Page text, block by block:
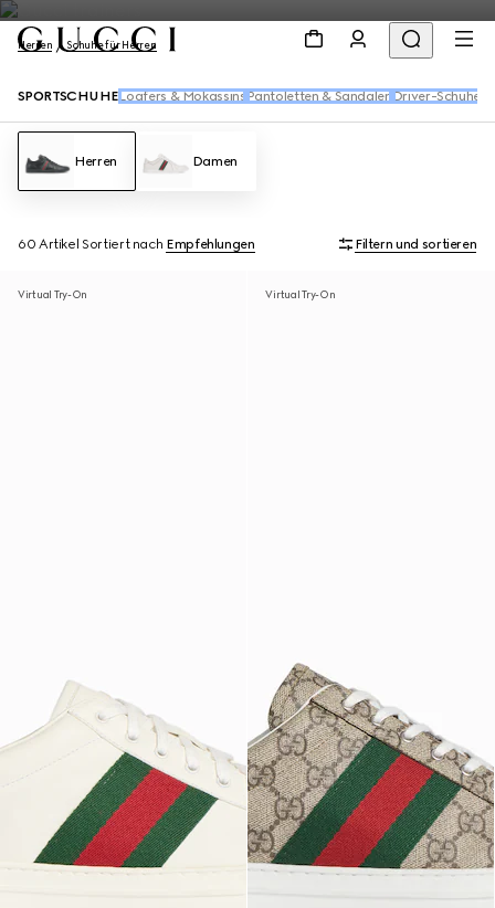
Herren Schuhe für Herren
SPORTSCHUHE Loafers & Mokassins Pantoletten & Sandalen Driver-Schuhe
Herren Damen
60 Artikel Sortiert nach Empfehlungen Filtern und sortieren
Virtual Try-On Virtual Try-On